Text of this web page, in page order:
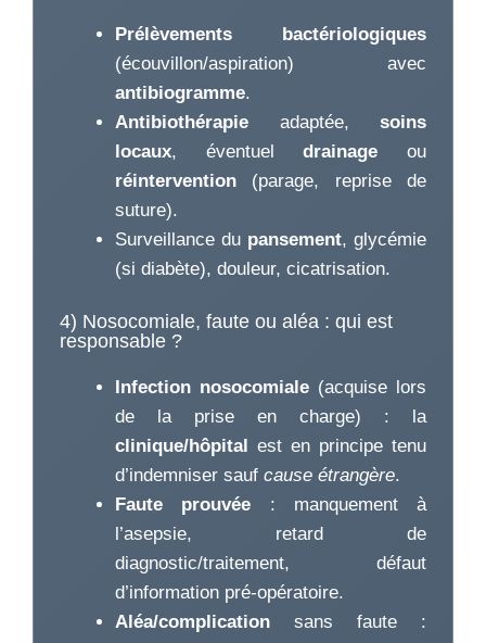
Prélèvements bactériologiques
(écouvillon/aspiration) avec
antibiogramme.
Antibiothérapie adaptée, soins
locaux, éventueldrainage ou
réintervention (parage, reprise de
suture).
Surveillance du pansement, glycémie
(si diabète), douleur, cicatrisation.
4) Nosocomiale, faute ou aléa : qui est
responsable ?
Infection nosocomiale (acquise lors
de la prise en charge) : la
clinique/hôpital est en principe tenu
d’indemniser sauf cause étrangère.
Faute prouvée : manquement à
l’asepsie, retard de
diagnostic/traitement, défaut
d’information pré-opératoire.
Aléa/complication sans faute :